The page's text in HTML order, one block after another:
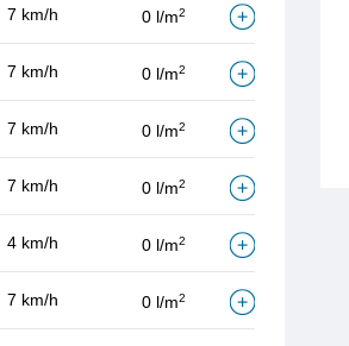
7 km/h 0 l/m2
7 km/h 0 l/m2
7 km/h 0 l/m2
7 km/h 0 l/m2
4 km/h 0 l/m2
7 km/h 0 l/m2